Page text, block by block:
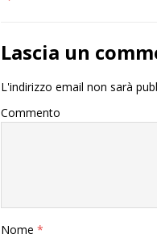
Lascia un
L'indirizzo email non sarà
Commento
Nome *